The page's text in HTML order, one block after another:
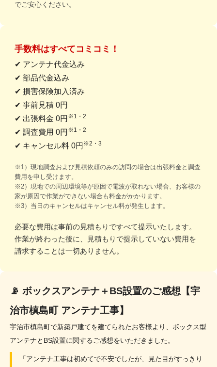
でご安心ください。
手数料はすべてコミコミ！
✔ アンテナ代金込み
✔ 部品代金込み
✔ 損害保険加入済み
✔ 事前見積 0円
✔ 出張料金 0円 ※1・2
✔ 調査費用 0円 ※1・2
✔ キャンセル料 0円 ※2・3
※1）現地調査および見積依頼のみの訪問の場合は出張料金と調査
費用を申し受けます。
※2）現地での周辺環境等が原因で電波が取れない場合、お客様の
家が原因で作業ができない場合も料金がかかります。
※3）当日のキャンセルはキャンセル料が発生します。
必要な費用は事前の見積もりですべて提示いたします。
作業が終わった後に、見積もりで提示していない費用を
請求することは一切ありません。
📡 ボックスアンテナ＋BS設置のご感想【宇
治市槙島町 アンテナ工事】
宇治市槙島町で新築戸建てを建てられたお客様より、ボックス型
アンテナとBS設置に関するご感想をいただきました。
「アンテナ工事は初めてで不安でしたが、見た目がすっきり